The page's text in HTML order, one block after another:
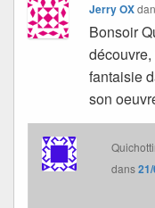
Jerry OX
Bonsoir
fantaisie
son
dans